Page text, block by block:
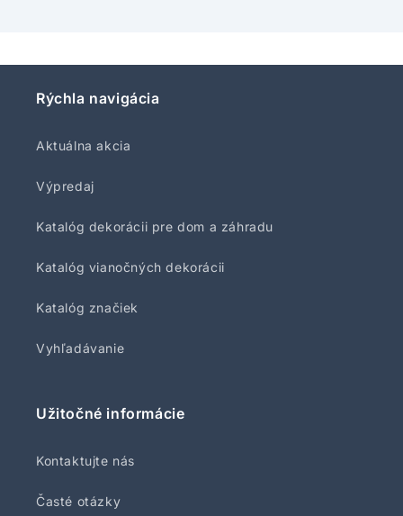
Rýchla navigácia
Aktuálna akcia
Výpredaj
Katalóg dekorácii pre dom a záhradu
Katalóg vianočných dekorácii
Katalóg značiek
Vyhľadávanie
Užitočné informácie
Kontaktujte nás
Časté otázky